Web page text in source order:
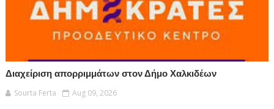
Διαχείριση απορριμμάτων στον Δήμο Χαλκιδέων
Sourta Ferta
Aug 09, 2026